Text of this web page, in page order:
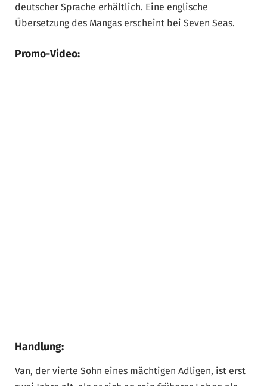
deutscher Sprache erhältlich. Eine englische
Übersetzung des Mangas erscheint bei Seven Seas.
Promo-Video:
Handlung:
Van, der vierte Sohn eines mächtigen Adligen, ist erst